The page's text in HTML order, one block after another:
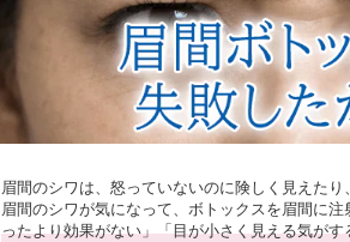
眉間のシワは、怒っていないのに険しく見えたり
眉間のシワが気になって、ボトックスを眉間に注
ったより効果がない」「目が小さく見える気が